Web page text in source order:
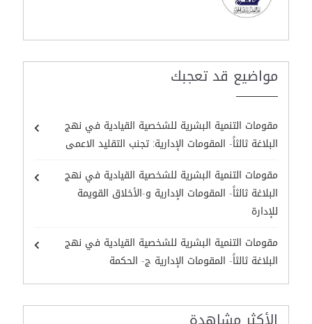
مواضيع قد تعجبك
مقومات التنمية البشرية للشخصية القيادية في نهج
البلاغة ثالثاً- المقومات الإدارية: تجنب التقليد الاعمى
مقومات التنمية البشرية للشخصية القيادية في نهج
البلاغة ثالثاً- المقومات الإدارية و-الأخلاق القويمة
للإدارة
مقومات التنمية البشرية للشخصية القيادية في نهج
البلاغة ثالثاً- المقومات الإدارية ج- الحكمة